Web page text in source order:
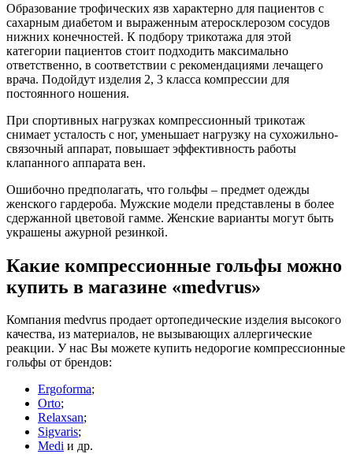
Образование трофических язв характерно для пациентов с
сахарным диабетом и выраженным атеросклерозом сосудов
нижних конечностей. К подбору трикотажа для этой
категории пациентов стоит подходить максимально
ответственно, в соответствии с рекомендациями лечащего
врача. Подойдут изделия 2, 3 класса компрессии для
постоянного ношения.
При спортивных нагрузках компрессионный трикотаж
снимает усталость с ног, уменьшает нагрузку на сухожильно-
связочный аппарат, повышает эффективность работы
клапанного аппарата вен.
Ошибочно предполагать, что гольфы – предмет одежды
женского гардероба. Мужские модели представлены в более
сдержанной цветовой гамме. Женские варианты могут быть
украшены ажурной резинкой.
Какие компрессионные гольфы можно
купить в магазине «medvrus»
Компания medvrus продает ортопедические изделия высокого
качества, из материалов, не вызывающих аллергические
реакции. У нас Вы можете купить недорогие компрессионные
гольфы от брендов:
Ergoforma;
Orto;
Relaxsan;
Sigvaris;
Medi и др.